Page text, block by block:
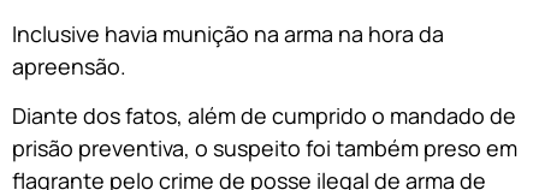
Inclusive havia munição na arma na hora da
apreensão.
Diante dos fatos, além de cumprido o mandado de
prisão preventiva, o suspeito foi também preso em
flagrante pelo crime de posse ilegal de arma de